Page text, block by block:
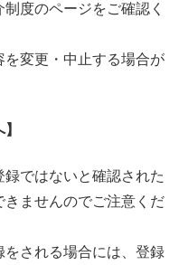
度のページをご確認く
を変更・中止する場合が
録ではないと確認された
ませんのでご注意くだ
をされる場合には、登録